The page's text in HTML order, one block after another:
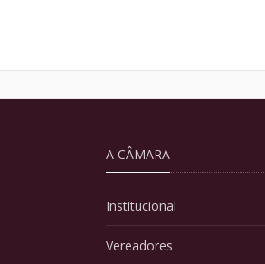
A CÂMARA
Institucional
Vereadores